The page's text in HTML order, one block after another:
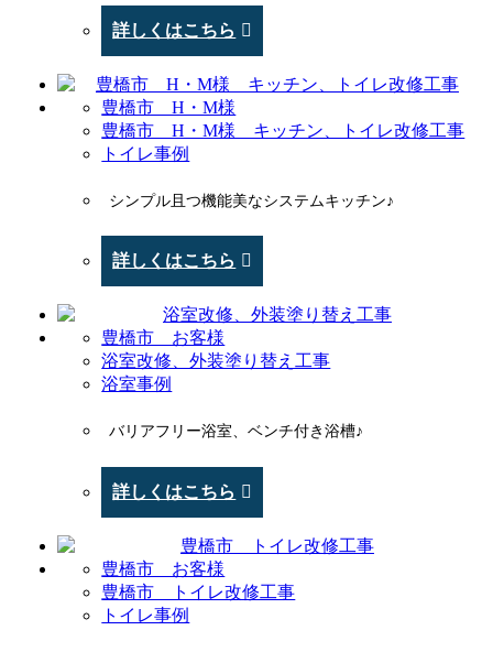
詳しくはこちら
豊橋市 H・M様
豊橋市 H・M様 キッチン、トイレ改修工事
トイレ事例
シンプル且つ機能美なシステムキッチン♪
詳しくはこちら
豊橋市 お客様
浴室改修、外装塗り替え工事
浴室事例
バリアフリー浴室、ベンチ付き浴槽♪
詳しくはこちら
豊橋市 お客様
豊橋市 トイレ改修工事
トイレ事例